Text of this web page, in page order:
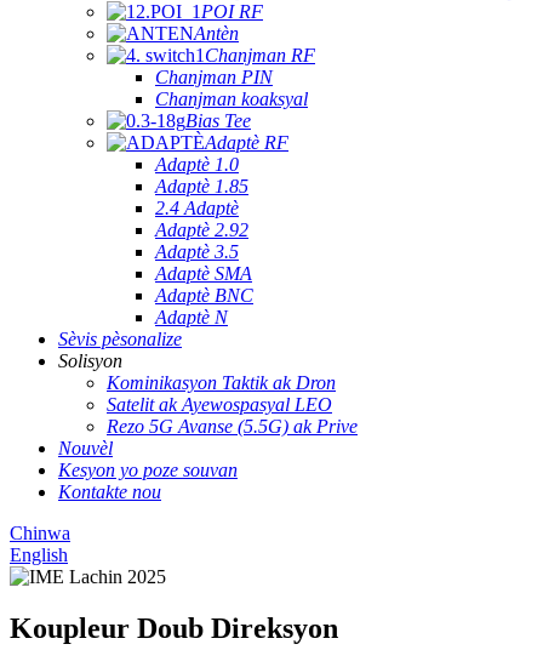
POI RF
Antèn
Chanjman RF
Chanjman PIN
Chanjman koaksyal
Bias Tee
Adaptè RF
Adaptè 1.0
Adaptè 1.85
2.4 Adaptè
Adaptè 2.92
Adaptè 3.5
Adaptè SMA
Adaptè BNC
Adaptè N
Sèvis pèsonalize
Solisyon
Kominikasyon Taktik ak Dron
Satelit ak Ayewospasyal LEO
Rezo 5G Avanse (5.5G) ak Prive
Nouvèl
Kesyon yo poze souvan
Kontakte nou
Chinwa
English
Koupleur Doub Direksyon